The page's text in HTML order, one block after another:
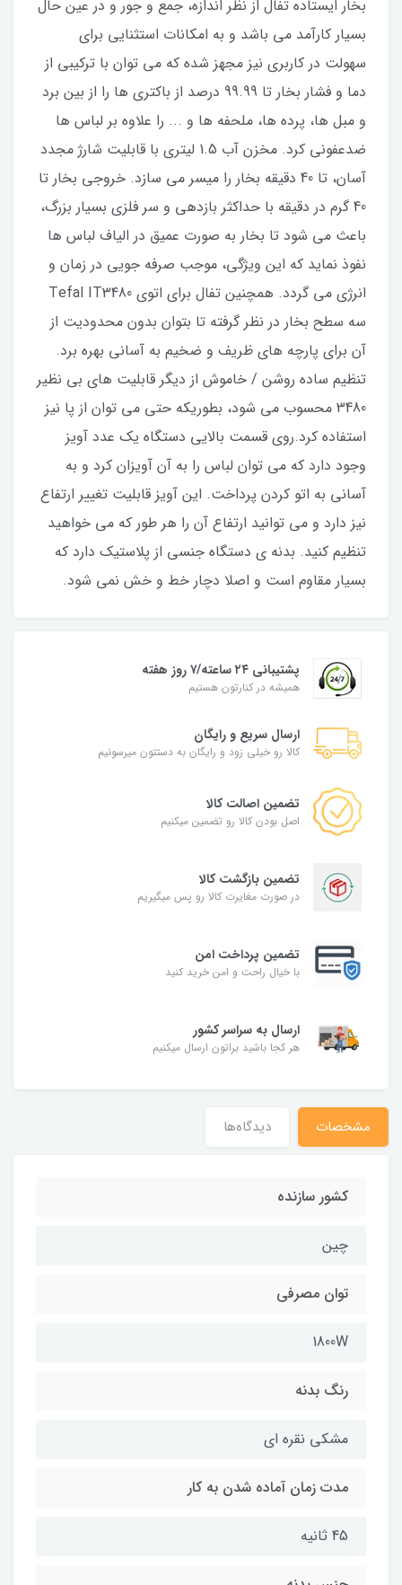
بخار ایستاده تفال از نظر اندازه، جمع و جور و در عین حال
بسیار کارآمد می باشد و به امکانات استثنایی برای
سهولت در کاربری نیز مجهز شده که می توان با ترکیبی از
دما و فشار بخار تا 99.99 درصد از باکتری ها را از بین برد
و مبل ها، پرده ها، ملحفه ها و ... را علاوه بر لباس ها
ضدعفونی کرد. مخزن آب 1.5 لیتری با قابلیت شارژ مجدد
آسان، تا 40 دقیقه بخار را میسر می سازد. خروجی بخار تا
40 گرم در دقیقه با حداکثر بازدهی و سر فلزی بسیار بزرگ،
باعث می شود تا بخار به صورت عمیق در الیاف لباس ها
نفوذ نماید که این ویژگی، موجب صرفه جویی در زمان و
انرژی می گردد. همچنین تفال برای اتوی Tefal IT3480
سه سطح بخار در نظر گرفته تا بتوان بدون محدودیت از
آن برای پارچه های ظریف و ضخیم به آسانی بهره برد.
تنظیم ساده روشن / خاموش از دیگر قابلیت های بی نظیر
3480 محسوب می شود، بطوریکه حتی می توان از پا نیز
استفاده کرد.روی قسمت بالایی دستگاه یک عدد آویز
وجود دارد که می توان لباس را به آن آویزان کرد و به
آسانی به اتو کردن پرداخت. این آویز قابلیت تغییر ارتفاع
نیز دارد و می توانید ارتفاع آن را هر طور که می خواهید
تنظیم کنید. بدنه ی دستگاه جنسی از پلاستیک دارد که
بسیار مقاوم است و اصلا دچار خط و خش نمی شود.
پشتیبانی ۲۴ ساعته/۷ روز هفته
همیشه در کنارتون هستیم
ارسال سریع و رایگان
کالا رو خیلی زود و رایگان به دستتون میرسونیم
تضمین اصالت کالا
اصل بودن کالا رو تضمین میکنیم
تضمین بازگشت کالا
در صورت مغایرت کالا رو پس میگیریم
تضمین پرداخت امن
با خیال راحت و امن خرید کنید
ارسال به سراسر کشور
هر کجا باشید براتون ارسال میکنیم
مشخصات دیدگاه‌ها
کشور سازنده
چین
توان مصرفی
1800W
رنگ بدنه
مشکی نقره ای
مدت زمان آماده شدن به کار
45 ثانیه